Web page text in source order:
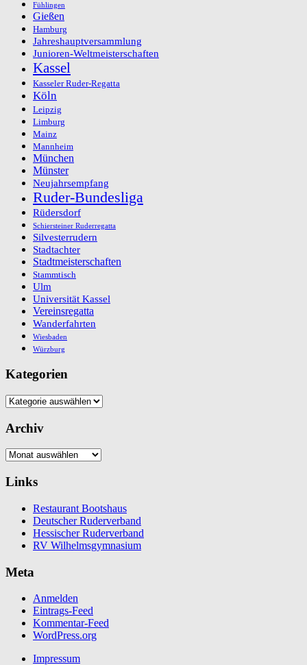
Fühlingen
Gießen
Hamburg
Jahreshauptversammlung
Junioren-Weltmeisterschaften
Kassel
Kasseler Ruder-Regatta
Köln
Leipzig
Limburg
Mainz
Mannheim
München
Münster
Neujahrsempfang
Ruder-Bundesliga
Rüdersdorf
Schiersteiner Ruderregatta
Silvesterrudern
Stadtachter
Stadtmeisterschaften
Stammtisch
Ulm
Universität Kassel
Vereinsregatta
Wanderfahrten
Wiesbaden
Würzburg
Kategorien
Kategorien
Archiv
Archiv
Links
Restaurant Bootshaus
Deutscher Ruderverband
Hessischer Ruderverband
RV Wilhelmsgymnasium
Meta
Anmelden
Eintrags-Feed
Kommentar-Feed
WordPress.org
Impressum